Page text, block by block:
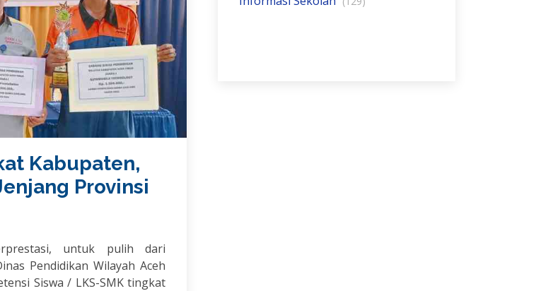
Kabupaten,
Provinsi
untuk pulih dari
Pendidikan Wilayah Aceh
Siswa / LKS-SMK tingkat